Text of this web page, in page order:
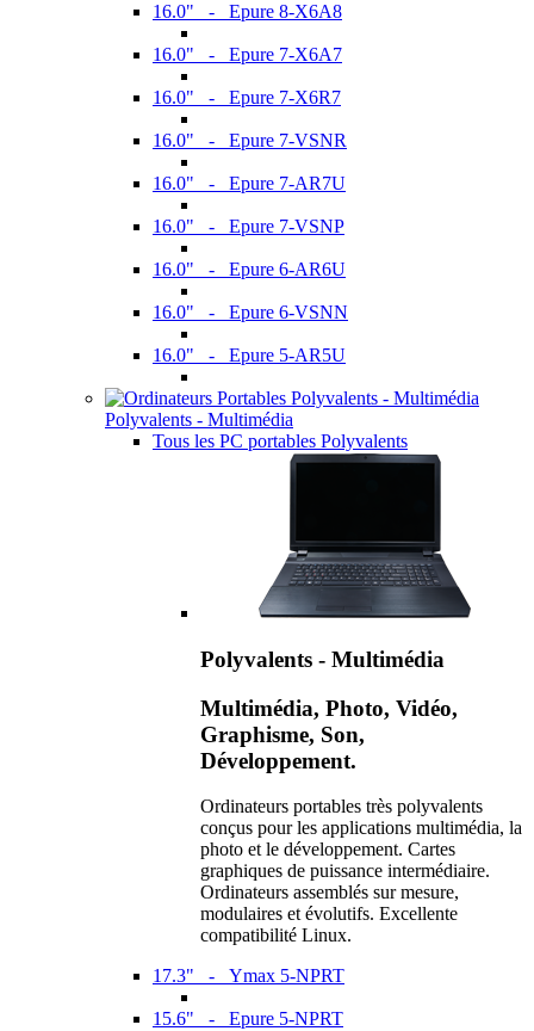
16.0" - Epure 8-X6A8
16.0" - Epure 7-X6A7
16.0" - Epure 7-X6R7
16.0" - Epure 7-VSNR
16.0" - Epure 7-AR7U
16.0" - Epure 7-VSNP
16.0" - Epure 6-AR6U
16.0" - Epure 6-VSNN
16.0" - Epure 5-AR5U
Polyvalents - Multimédia
Tous les PC portables Polyvalents
Polyvalents - Multimédia
Multimédia, Photo, Vidéo,
Graphisme, Son,
Développement.
Ordinateurs portables très polyvalents
conçus pour les applications multimédia, la
photo et le développement. Cartes
graphiques de puissance intermédiaire.
Ordinateurs assemblés sur mesure,
modulaires et évolutifs. Excellente
compatibilité Linux.
17.3" - Ymax 5-NPRT
15.6" - Epure 5-NPRT